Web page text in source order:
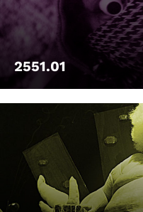
2551.01